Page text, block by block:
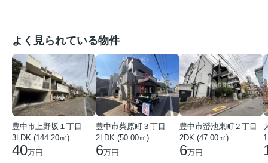
よく見られている物件
豊中市上野坂１丁目
3LDK (144.20㎡)
40万円
豊中市柴原町３丁目
2LDK (50.00㎡)
6万円
豊中市螢池東町２丁目
2DK (47.00㎡)
6万円